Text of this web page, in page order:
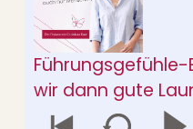
Führungsgefühle-
wir dann gute
erkennen und